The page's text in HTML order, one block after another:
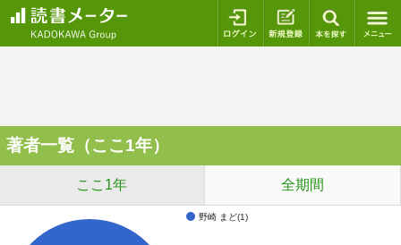
ログイン 新規登録
著者一覧（ここ1年）
ここ1年 全期間
野崎 まど(1)